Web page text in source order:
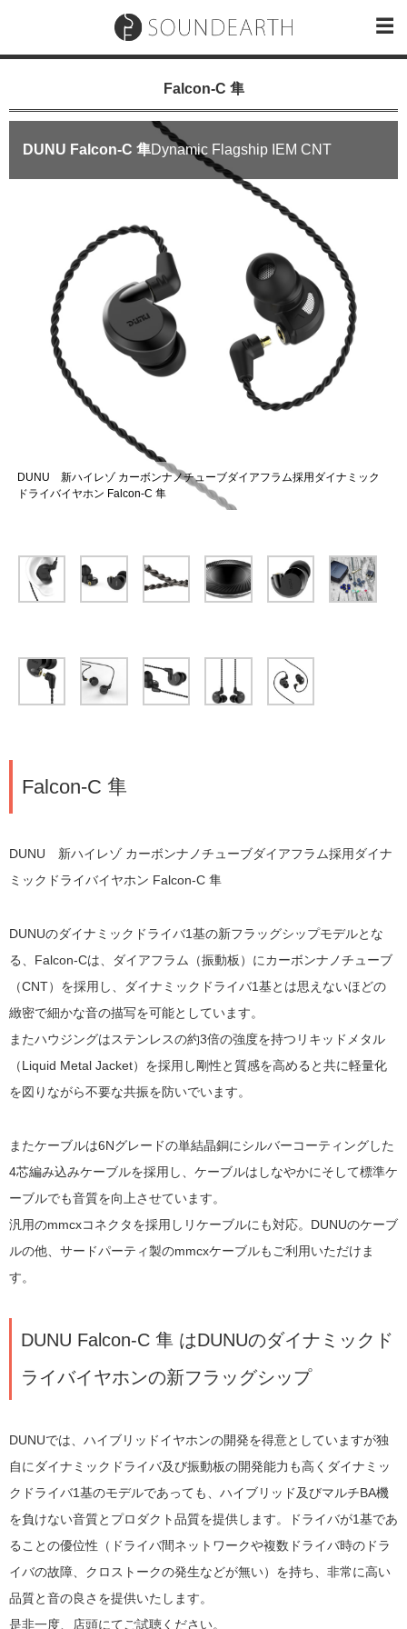
Falcon-C 隼
DUNU Falcon-C 隼Dynamic Flagship IEM CNT
DUNU 新ハイレゾ カーボンナノチューブダイアフラム採用ダイナミック
ドライバイヤホン Falcon-C 隼
Falcon-C 隼
DUNU 新ハイレゾ カーボンナノチューブダイアフラム採用ダイナ
ミックドライバイヤホン Falcon-C 隼
DUNUのダイナミックドライバ1基の新フラッグシップモデルとな
る、Falcon-Cは、ダイアフラム（振動板）にカーボンナノチューブ
（CNT）を採用し、ダイナミックドライバ1基とは思えないほどの
緻密で細かな音の描写を可能としています。
またハウジングはステンレスの約3倍の強度を持つリキッドメタル
（Liquid Metal Jacket）を採用し剛性と質感を高めると共に軽量化
を図りながら不要な共振を防いでいます。
またケーブルは6Nグレードの単結晶銅にシルバーコーティングした
4芯編み込みケーブルを採用し、ケーブルはしなやかにそして標準ケ
ーブルでも音質を向上させています。
汎用のmmcxコネクタを採用しリケーブルにも対応。DUNUのケーブ
ルの他、サードパーティ製のmmcxケーブルもご利用いただけま
す。
DUNU Falcon-C 隼 はDUNUのダイナミックド
ライバイヤホンの新フラッグシップ
DUNUでは、ハイブリッドイヤホンの開発を得意としていますが独
自にダイナミックドライバ及び振動板の開発能力も高くダイナミッ
クドライバ1基のモデルであっても、ハイブリッド及びマルチBA機
を負けない音質とプロダクト品質を提供します。ドライバが1基であ
ることの優位性（ドライバ間ネットワークや複数ドライバ時のドラ
イバの故障、クロストークの発生などが無い）を持ち、非常に高い
品質と音の良さを提供いたします。
是非一度、店頭にてご試聴ください。